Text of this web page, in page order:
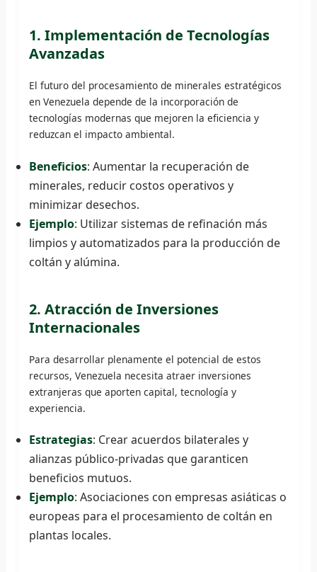
1. Implementación de Tecnologías
Avanzadas
El futuro del procesamiento de minerales estratégicos
en Venezuela depende de la incorporación de
tecnologías modernas que mejoren la eficiencia y
reduzcan el impacto ambiental.
Beneficios: Aumentar la recuperación de
minerales, reducir costos operativos y
minimizar desechos.
Ejemplo: Utilizar sistemas de refinación más
limpios y automatizados para la producción de
coltán y alúmina.
2. Atracción de Inversiones
Internacionales
Para desarrollar plenamente el potencial de estos
recursos, Venezuela necesita atraer inversiones
extranjeras que aporten capital, tecnología y
experiencia.
Estrategias: Crear acuerdos bilaterales y
alianzas público-privadas que garanticen
beneficios mutuos.
Ejemplo: Asociaciones con empresas asiáticas o
europeas para el procesamiento de coltán en
plantas locales.